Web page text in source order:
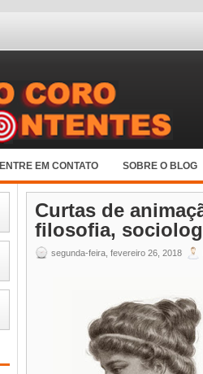
ENTRE EM CONTATO SOBRE O BLOG
Curtas de
filosofia,
segunda-feira, fevereiro 26, 2018